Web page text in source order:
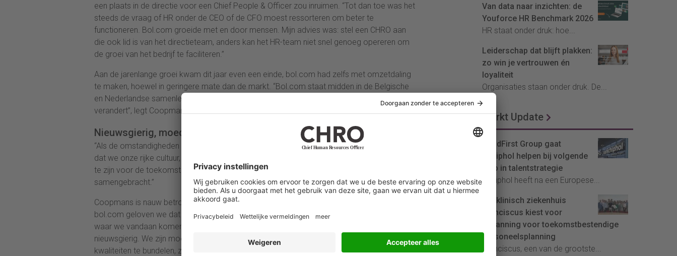
een plaats in de directie voor een Chief People & Officer zou inruimen. “Tot dan toe was het
steeds de vraag of HR onder de CEO of de CFO moest ressorteren om beter te
functioneren. Bol.com groeide met en door mensen. Mijn advies was: stel een CHRO aan
die ook lid is van het directieteam, anders kan het HR-team niet snel genoeg opereren om
de groei van het bedrijf te faciliteren.”
Aan de jarenlange groei kwam dit jaar even een einde, bol.com had zelfs met omzetdaling
te maken, hoewel in geringere mate dan de markt. “Bol.com staat midden in de Belgische
en Nederlandse samenleving en ervaart dus net als andere bedrijven dat de markt
verandert”, legt Coopmans uit.
Nieuwsgierig, moedig en ambitieus
“Als de omstandigheden veranderen moet je je definitie van succes herijken. En we zagen
dat we onze rijke cultuur, die we allemaal enorm koesteren, moesten versterken. Om klaar
te zijn voor de toekomst. We hebben het opgefrist: ons erfgoed en onze ambitie
samengebracht.”
Coopmans is nauw betrokken bij het aanscherpen van de cultuur binnen bol.com. “Bij
bol.com geloven we dat we het elke dag beter kunnen doen, gebaseerd op wie we zijn en
waar we vandaan komen. Wij zijn vanaf het begin vernieuwers geweest. Wij zijn
nieuwsgierig. We zijn moedig. We zijn ambitieus en durven anders te zijn. Door al onze
kwaliteiten te bundelen, zijn we meer dan de som der delen. Samen zijn we bol.com.”
Van data naar inzichten: de
Youforce HR Benchmark 2026
HR staat onder druk: hoe...
Leiderschap dat blijft plakken:
zo win je vertrouwen én
loyaliteit
Organisaties staan onder druk. De...
Markt Update
HeadFirst Group gaat
Schiphol helpen bij volgende
stap in talentstrategie
Schiphol heeft na een Europese...
Topklinisch ziekenhuis
Franciscus kiest voor
InPlanning voor toekomstbestendige
personeelsplanning
Franciscus, een van de grootste...